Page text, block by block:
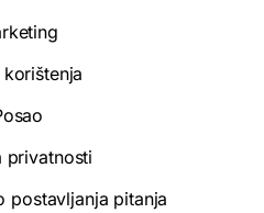
privatnosti
postavljanja pitanja